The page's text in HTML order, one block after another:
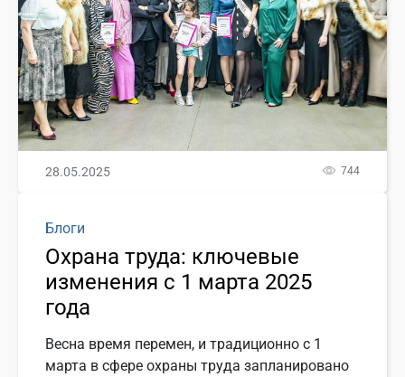
28.05.2025 744
Блоги
Охрана труда: ключевые
изменения с 1 марта 2025
года
Весна время перемен, и традиционно с 1
марта в сфере охраны труда запланировано